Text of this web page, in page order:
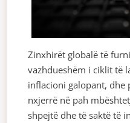
Zinxhirët globalë të
vazhdueshëm i ciklit të
inflacioni galopant, dhe
nxjerrë në pah
shpejtë dhe të saktë të